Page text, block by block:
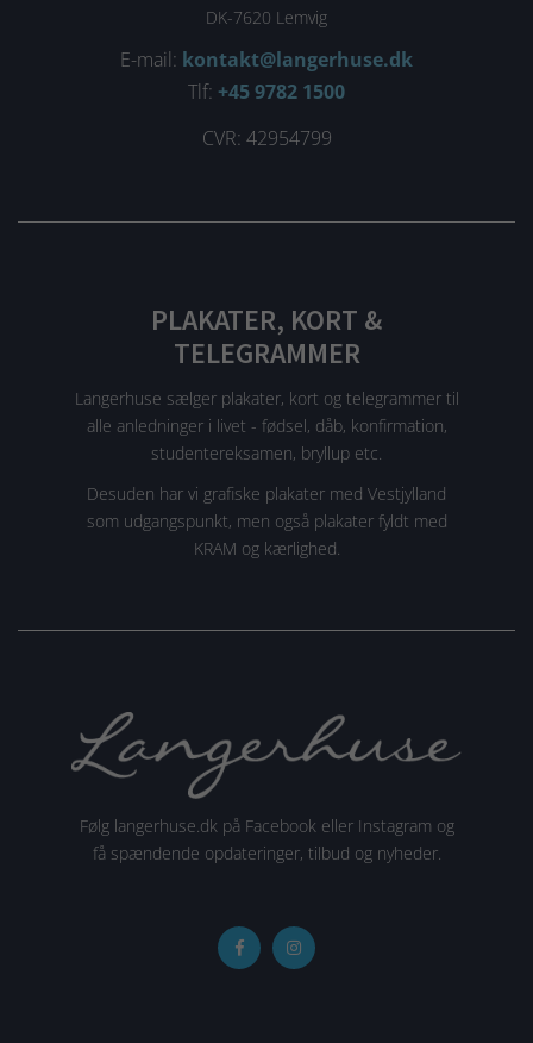
DK-7620 Lemvig
E-mail: kontakt@langerhuse.dk
Tlf: +45 9782 1500
CVR: 42954799
PLAKATER, KORT &
TELEGRAMMER
Langerhuse sælger plakater, kort og telegrammer til
alle anledninger i livet - fødsel, dåb, konfirmation,
studentereksamen, bryllup etc.
Desuden har vi grafiske plakater med Vestjylland
som udgangspunkt, men også plakater fyldt med
KRAM og kærlighed.
Følg langerhuse.dk på Facebook eller Instagram og
få spændende opdateringer, tilbud og nyheder.